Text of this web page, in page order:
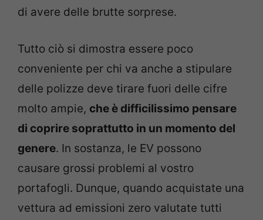
di avere delle brutte sorprese.
Tutto ciò si dimostra essere poco
conveniente per chi va anche a stipulare
delle polizze deve tirare fuori delle cifre
molto ampie, che è difficilissimo pensare
di coprire soprattutto in un momento del
genere. In sostanza, le EV possono
causare grossi problemi al vostro
portafogli. Dunque, quando acquistate una
vettura ad emissioni zero valutate tutti